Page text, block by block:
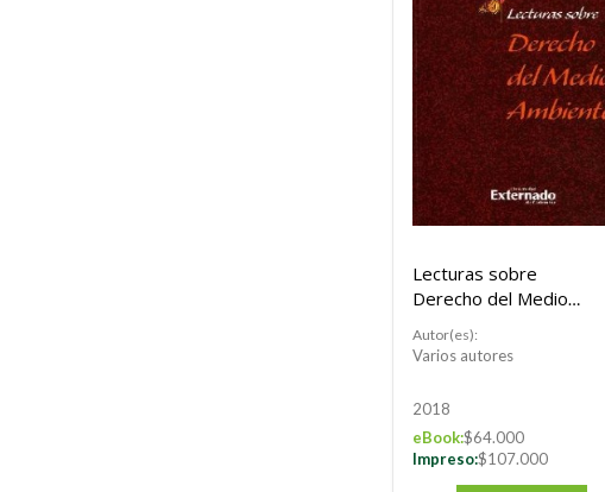
Lecturas sobre
Derecho del Medio
Autor(es):
Varios autores
2018
eBook:$64.000
Impreso:$107.000